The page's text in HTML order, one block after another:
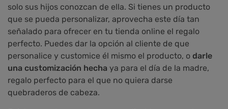
solo sus hijos conozcan de ella. Si tienes un producto
que se pueda personalizar, aprovecha este día tan
señalado para ofrecer en tu tienda online el regalo
perfecto. Puedes dar la opción al cliente de que
personalice y customice él mismo el producto, o darle
una customización hecha ya para el día de la madre,
regalo perfecto para el que no quiera darse
quebraderos de cabeza.